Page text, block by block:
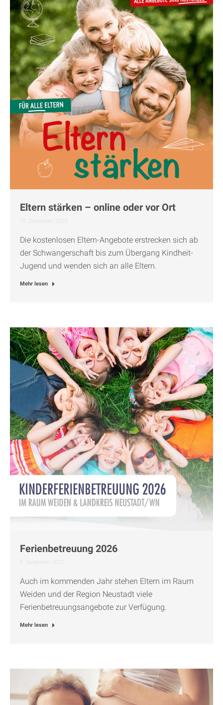
Eltern stärken – online oder vor Ort
10. Dezember 2025
Die kostenlosen Eltern-Angebote erstrecken sich ab
der Schwangerschaft bis zum Übergang Kindheit-
Jugend und wenden sich an alle Eltern.
Mehr lesen
Ferienbetreuung 2026
9. Dezember 2025
Auch im kommenden Jahr stehen Eltern im Raum
Weiden und der Region Neustadt viele
Ferienbetreuungsangebote zur Verfügung.
Mehr lesen